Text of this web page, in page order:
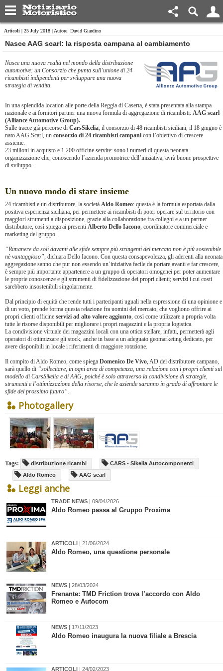
Articoli | 25 July 2018 | Autore: David Giardino
Nasce AAG scarl: la risposta campana al cambiamento
Nasce una nuova realtà nel mondo della distribuzione
automotive: un Consorzio che punta sull’unione di 24
ricambisti indipendenti per sviluppare una nuova
strategia di vendita.
In una splendida location alle porte della Reggia di Caserta, è stata presentata alla stampa
nazionale e ai fornitori partner una nuova formula di aggregazione di ricambisti: AAG scarl
(Alliance Automotive Group).
Sulle tracce già percorse di CarsSikelia, il consorzio di 48 ricambisti siciliani, il 18 giugno è
nato AAG Scarl, un consorzio di 24 ricambisti campani con l’obiettivo di crescere
assieme.
23 milioni in acquisto e 1.200 officine servite: sono i numeri di questa neonata
organizzazione che, conoscendo l’azienda promotrice dell’iniziativa, avrà buone prospettive
di sviluppo.
Un nuovo modo di stare insieme
24 ricambisti e un distributore, la società Aldo Romeo: questa è la formula esportata dalla
positiva esperienza siciliana, per permettere ai ricambisti di poter operare sul territorio con
maggiori strumenti a disposizione, grazie alla collaborazione fra colleghi e a un partner
distributore, così spiega ai presenti Alberto Dello Iacono, coordinatore commerciale e
marketing del gruppo.
“Rimanere da soli davanti alle sfide sempre più stringenti del mercato non è più sostenibile
nè vantaggioso”, dichiara Dello Iacono. Con questa consapevolezza, gli aderenti alla neonata
aggregazione sanno che pur non essendo un’iniziativa facile da portare avanti e far crescere,
è sempre più importante appartenere a un gruppo di operatori omogenei per poter aumentare
le proprie conoscenze e gli strumenti di fidelizzazione dei propri clienti; servizi i cui costi
sarebbero insostenibili singolarmente.
Dal principio di equità che rende tutti i partecipanti uguali nella espressione di una opinione e
di un voto, prende forma questa relazione fra uomini del mercato, che vogliono offrire ai
propri clienti officine servizi ad alto valore aggiunto, così come utilizzare a propria volta
tutte le risorse disponibili per migliorare i propri magazzini e la propria logistica.
La condivisione virtuale dei magazzini locali con una ottica stellare, infatti, permetterà agli
operatori di ottimizzare gli stock, anche in base a un adeguato geomarketing dedicato, per
avere disponibili in locale i riferimenti di maggiore rotazione.
Il compito di Aldo Romeo, come spiega Domenico De Vivo, AD del distributore campano,
sarà quello di “sollecitare, in ogni area di competenza, una relazione con i propri clienti sul
modello di CarsSikelia e di AAG, poiché è solo attraverso la condivisione di strategie,
strumenti e l’ottimizzazione della risorse, che le aziende saranno in grado di affrontare le
sfide del prossimo futuro”.
Photogallery
Tags: distribuzione ricambi
CARS - Sikelia Autocomponenti
Aldo Romeo
AAG scarl
Leggi anche
TRADE NEWS | 09/04/2026
Aldo Romeo passa al Gruppo Proxima
ARTICOLI | 21/06/2024
​Aldo Romeo, una questione personale
NEWS | 28/03/2024
​Frenante: TMD Friction trova l’accordo con Aldo
Romeo e Autocom
NEWS | 17/11/2023
Aldo Romeo inaugura la nuova filiale a Brescia
ARTICOLI | 24/02/2023